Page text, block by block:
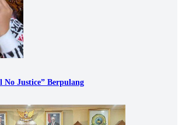
No Justice” Berpulang